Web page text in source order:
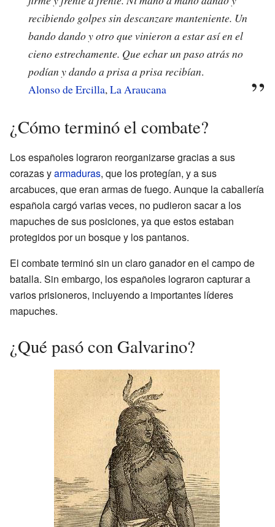
recibiendo golpes sin descanzare manteniente. Un
bando dando y otro que vinieron a estar así en el
cieno estrechamente. Que echar un paso atrás no
podían y dando a prisa a prisa recibían.
Alonso de Ercilla,La Araucana
¿Cómo terminó el combate?
Los españoles lograron reorganizarse gracias a sus
corazas yarmaduras, que los protegían, y a sus
arcabuces, que eran armas de fuego. Aunque la caballería
española cargó varias veces, no pudieron sacar a los
mapuches de sus posiciones, ya que estos estaban
protegidos por un bosque y los pantanos.
El combate terminó sin un claro ganador en el campo de
batalla. Sin embargo, los españoles lograron capturar a
varios prisioneros, incluyendo a importantes líderes
mapuches.
¿Qué pasó con Galvarino?